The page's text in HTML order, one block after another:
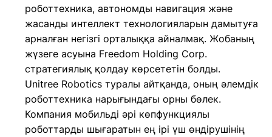
роботтехника, автономды навигация және
жасанды интеллект технологияларын дамытуға
арналған негізгі орталыққа айналмақ. Жобаның
жүзеге асуына Freedom Holding Corp.
стратегиялық қолдау көрсететін болды.
Unitree Robotics туралы айтқанда, оның әлемдік
роботтехника нарығындағы орны бөлек.
Компания мобильді әрі көпфункциялы
роботтарды шығаратын ең ірі үш өндірушінің